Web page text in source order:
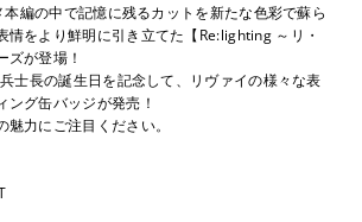
編の中で記憶に残るカットを新たな色彩で蘇ら
情をより鮮明に引き立てた【Re:lighting ～リ・
ズが登場！
士長の誕生日を記念して、リヴァイの様々な表
ング缶バッジが発売！
力にご注目ください。